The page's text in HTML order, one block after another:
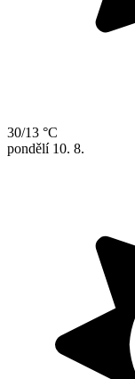
30/13 °C
pondělí 10. 8.